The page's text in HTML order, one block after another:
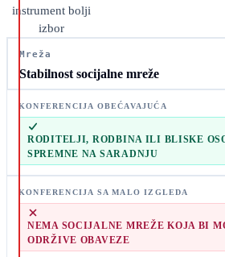
instrument bolji
izbor
Mreža
Stabilnost socijalne mreže
RODITELJI, RODBINA ILI BLISKE
SPREMNE NA SARADNJU
NEMA SOCIJALNE MREŽE KOJA BI
ODRŽIVE OBAVEZE